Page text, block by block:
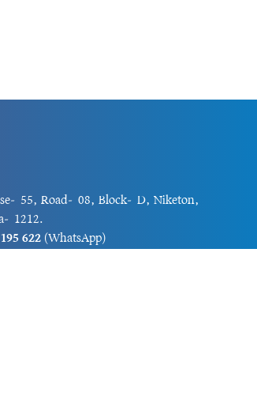
55, Road-08, Block-D, Niketon,
1212.
622 (WhatsApp)